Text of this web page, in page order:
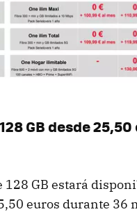
GB desde
128 GB estará
euros durante 36